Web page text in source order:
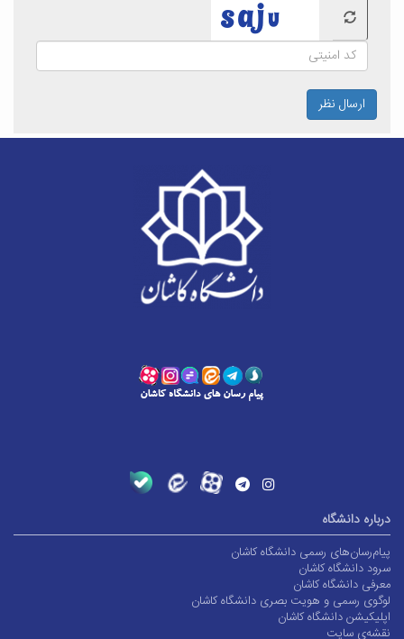
ارسال نظر
درباره دانشگاه
پیام‌رسان‌های رسمی دانشگاه کاشان
سرود دانشگاه کاشان
معرفی دانشگاه کاشان
لوگوی رسمی و هویت بصری دانشگاه کاشان
اپلیکیشن دانشگاه کاشان
نقشه‌ی سایت